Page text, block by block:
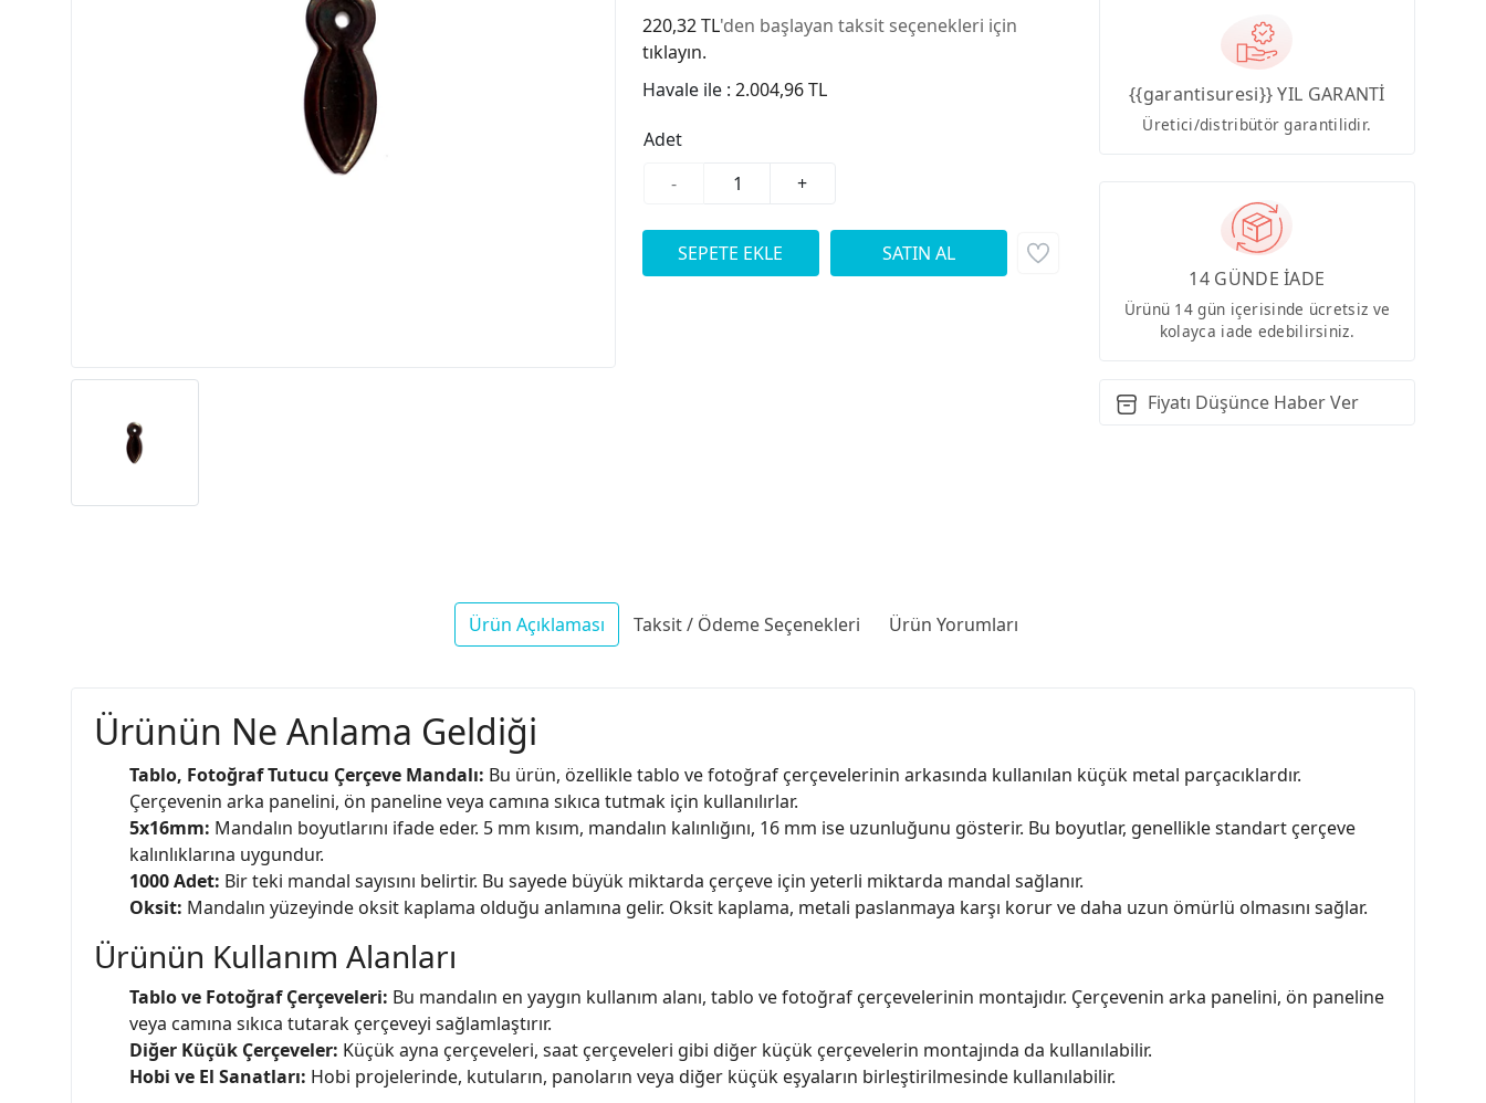
220,32 TL'den başlayan taksit seçenekleri için
tıklayın.
Havale ile : 2.004,96 TL
Adet
-
+
{{garantisuresi}} YIL GARANTİ
Üretici/distribütör garantilidir.
14 GÜNDE İADE
Ürünü 14 gün içerisinde ücretsiz ve
kolayca iade edebilirsiniz.
Fiyatı Düşünce Haber Ver
Ürün Açıklaması Taksit / Ödeme Seçenekleri Ürün Yorumları
Ürünün Ne Anlama Geldiği
Tablo, Fotoğraf Tutucu Çerçeve Mandalı: Bu ürün, özellikle tablo ve fotoğraf çerçevelerinin arkasında kullanılan küçük metal parçacıklardır.
Çerçevenin arka panelini, ön paneline veya camına sıkıca tutmak için kullanılırlar.
5x16mm: Mandalın boyutlarını ifade eder. 5 mm kısım, mandalın kalınlığını, 16 mm ise uzunluğunu gösterir. Bu boyutlar, genellikle standart çerçeve
kalınlıklarına uygundur.
1000 Adet: Bir teki mandal sayısını belirtir. Bu sayede büyük miktarda çerçeve için yeterli miktarda mandal sağlanır.
Oksit: Mandalın yüzeyinde oksit kaplama olduğu anlamına gelir. Oksit kaplama, metali paslanmaya karşı korur ve daha uzun ömürlü olmasını sağlar.
Ürünün Kullanım Alanları
Tablo ve Fotoğraf Çerçeveleri: Bu mandalın en yaygın kullanım alanı, tablo ve fotoğraf çerçevelerinin montajıdır. Çerçevenin arka panelini, ön paneline
veya camına sıkıca tutarak çerçeveyi sağlamlaştırır.
Diğer Küçük Çerçeveler: Küçük ayna çerçeveleri, saat çerçeveleri gibi diğer küçük çerçevelerin montajında da kullanılabilir.
Hobi ve El Sanatları: Hobi projelerinde, kutuların, panoların veya diğer küçük eşyaların birleştirilmesinde kullanılabilir.